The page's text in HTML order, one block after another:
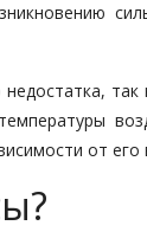
так
от его